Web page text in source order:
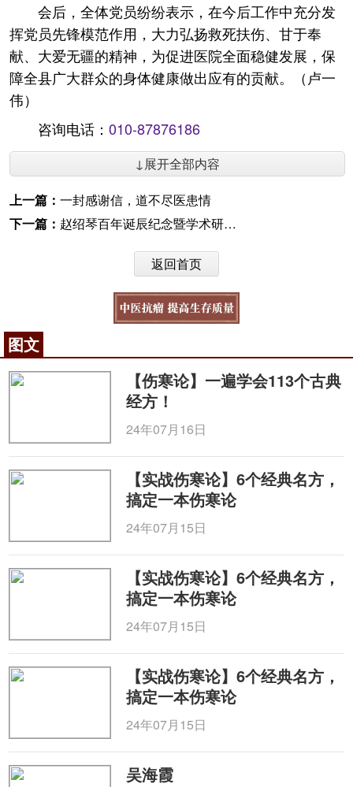
会后，全体党员纷纷表示，在今后工作中充分发
挥党员先锋模范作用，大力弘扬救死扶伤、甘于奉
献、大爱无疆的精神，为促进医院全面稳健发展，保
障全县广大群众的身体健康做出应有的贡献。（卢一
伟）
咨询电话： 010-87876186
↓展开全部内容
上一篇： 一封感谢信，道不尽医患情
下一篇： 赵绍琴百年诞辰纪念暨学术研讨协调会召开
返回首页
图文
【伤寒论】一遍学会113个古典
经方！
24年07月16日
【实战伤寒论】6个经典名方，
搞定一本伤寒论
24年07月15日
【实战伤寒论】6个经典名方，
搞定一本伤寒论
24年07月15日
【实战伤寒论】6个经典名方，
搞定一本伤寒论
24年07月15日
吴海霞